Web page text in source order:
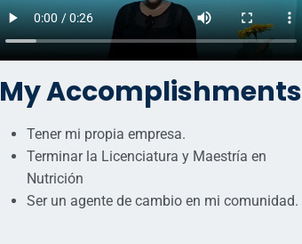
My Accomplishments
Tener mi propia empresa.
Terminar la Licenciatura y Maestría en
Nutrición
Ser un agente de cambio en mi comunidad.